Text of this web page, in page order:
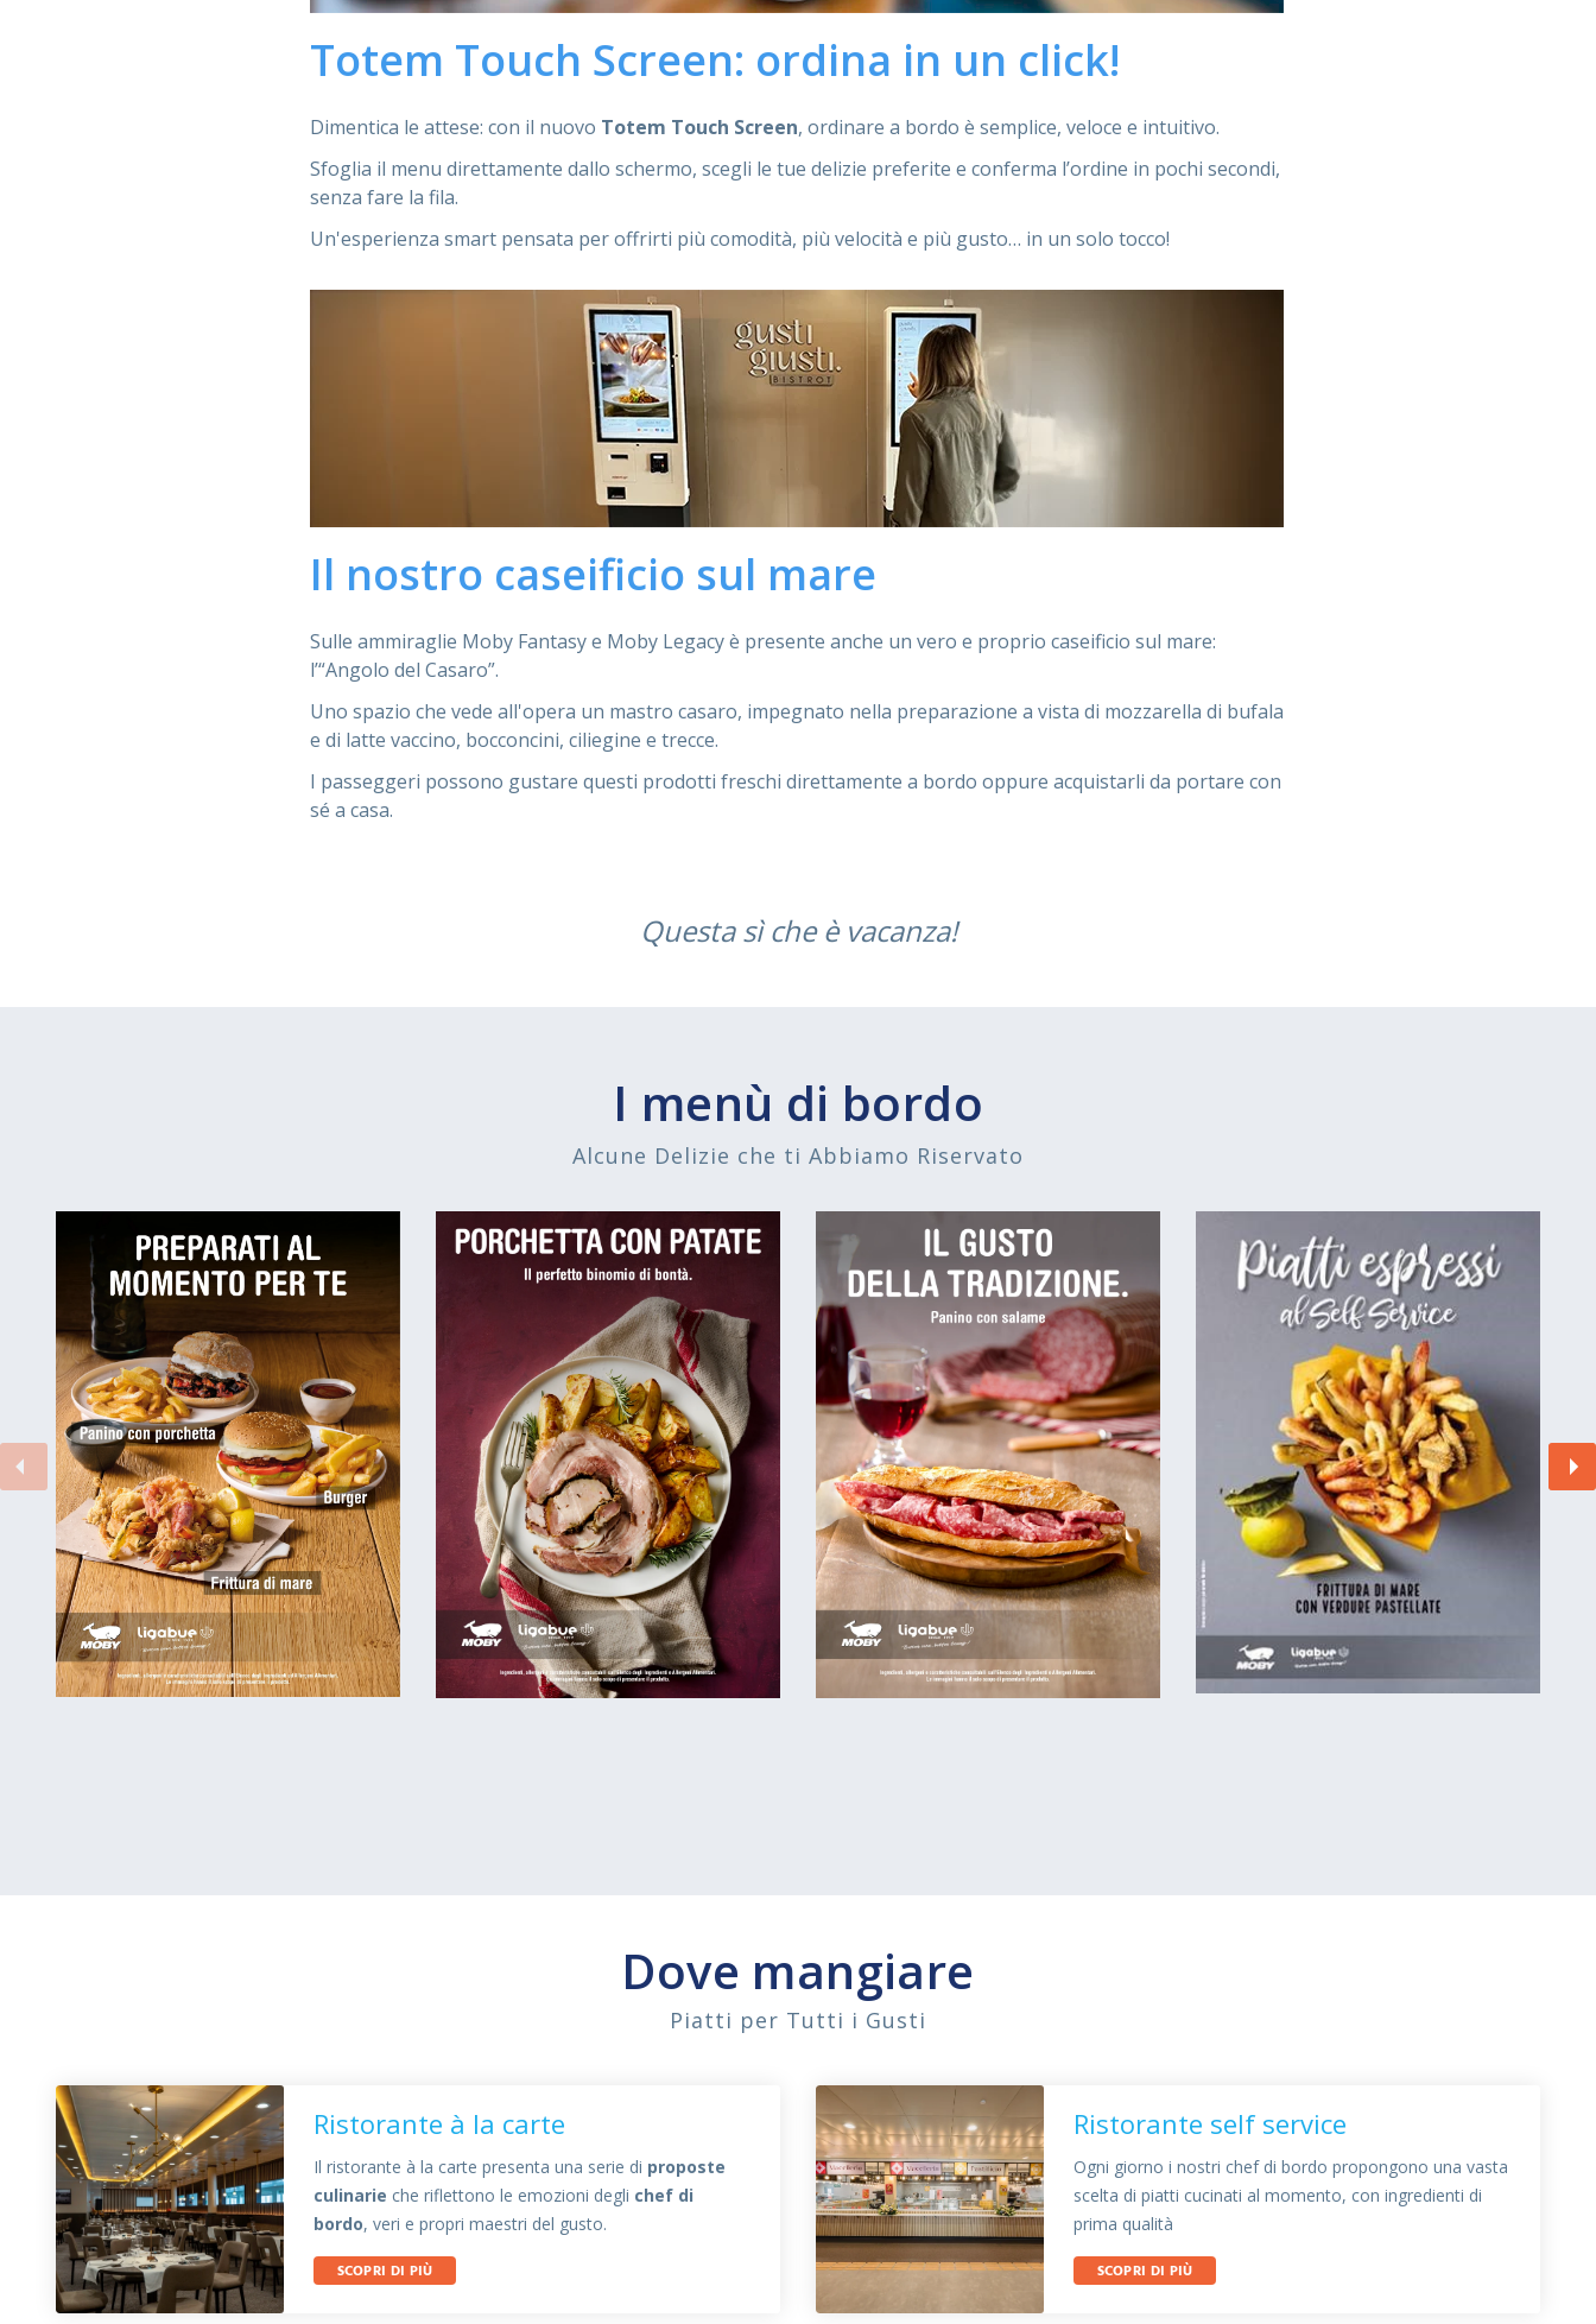
Totem Touch Screen: ordina in un click!
Dimentica le attese: con il nuovo Totem Touch Screen, ordinare a bordo è semplice, veloce e intuitivo.
Sfoglia il menu direttamente dallo schermo, scegli le tue delizie preferite e conferma l’ordine in pochi secondi,
senza fare la fila.
Un'esperienza smart pensata per offrirti più comodità, più velocità e più gusto… in un solo tocco!
Il nostro caseificio sul mare
Sulle ammiraglie Moby Fantasy e Moby Legacy è presente anche un vero e proprio caseificio sul mare:
l’“Angolo del Casaro”.
Uno spazio che vede all'opera un mastro casaro, impegnato nella preparazione a vista di mozzarella di bufala
e di latte vaccino, bocconcini, ciliegine e trecce.
I passeggeri possono gustare questi prodotti freschi direttamente a bordo oppure acquistarli da portare con
sé a casa.
Questa sì che è vacanza!
I menù di bordo
Alcune Delizie che ti Abbiamo Riservato
Dove mangiare
Piatti per Tutti i Gusti
Ristorante à la carte
Il ristorante à la carte presenta una serie di proposte
culinarie che riflettono le emozioni degli chef di
bordo, veri e propri maestri del gusto.
SCOPRI DI PIÙ
Ristorante self service
Ogni giorno i nostri chef di bordo propongono una vasta
scelta di piatti cucinati al momento, con ingredienti di
prima qualità
SCOPRI DI PIÙ